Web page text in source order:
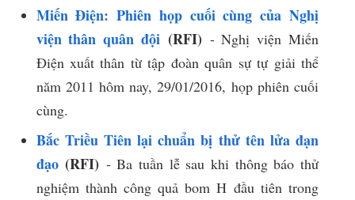
Miến Điện: Phiên họp cuối cùng của Nghị
viện thân quân đội(RFI) - Nghị viện Miến
Điện xuất thân từ tập đoàn quân sự tự giải thể
năm 2011 hôm nay, 29/01/2016, họp phiên cuối
cùng.
Bắc Triều Tiên lại chuẩn bị thử tên lửa đạn
đạo(RFI) - Ba tuần lễ sau khi thông báo thử
nghiệm thành công quả bom H đầu tiên trong